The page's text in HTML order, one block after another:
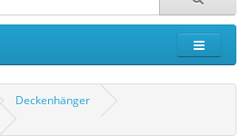
Deckenhänger